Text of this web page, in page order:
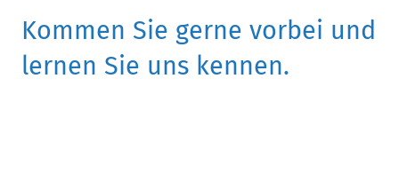
Kommen Sie gerne vorbei und
lernen Sie uns kennen.